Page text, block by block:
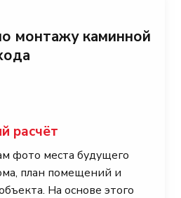
монтажу каминной
расчёт
фото места будущего
план помещений и
На основе этого